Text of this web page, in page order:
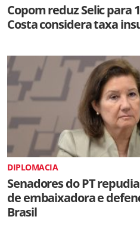
Copom reduz Selic para
Costa considera taxa
DIPLOMACIA
Senadores do PT
de embaixadora e
Brasil